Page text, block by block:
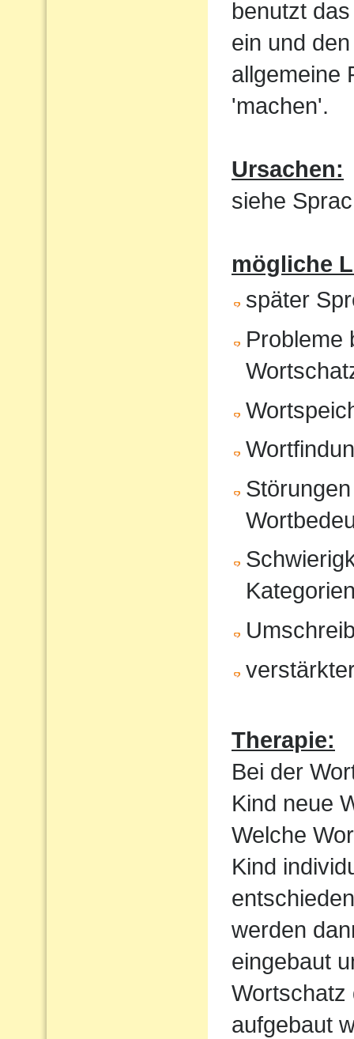
benutzt
ein und
allgemeine
'machen'.
Ursachen:
siehe
mögliche
später
Probleme
Therapie:
Bei der
Kind neue
Welche
Kind
werden
eingebaut
Wortschatz
aufgebaut